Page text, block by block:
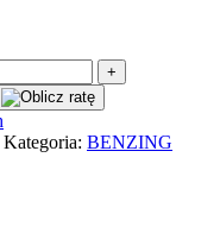
Kategoria: BENZING